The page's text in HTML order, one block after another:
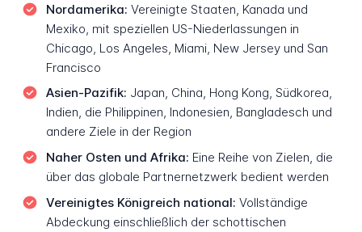
Nordamerika: Vereinigte Staaten, Kanada und
Mexiko, mit speziellen US-Niederlassungen in
Chicago, Los Angeles, Miami, New Jersey und San
Francisco
Asien-Pazifik: Japan, China, Hong Kong, Südkorea,
Indien, die Philippinen, Indonesien, Bangladesch und
andere Ziele in der Region
Naher Osten und Afrika: Eine Reihe von Zielen, die
über das globale Partnernetzwerk bedient werden
Vereinigtes Königreich national: Vollständige
Abdeckung einschließlich der schottischen